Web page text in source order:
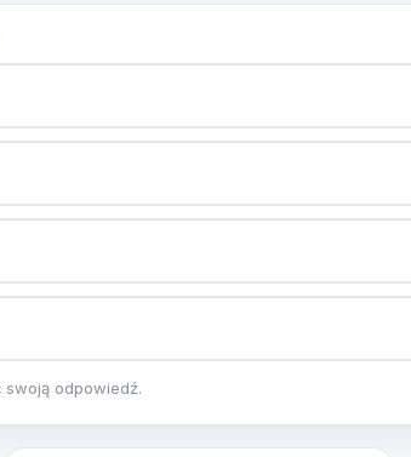
odpowiedź.